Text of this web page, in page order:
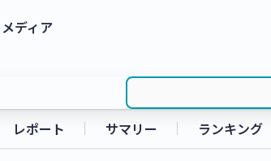
メディア
レポート サマリー ランキング